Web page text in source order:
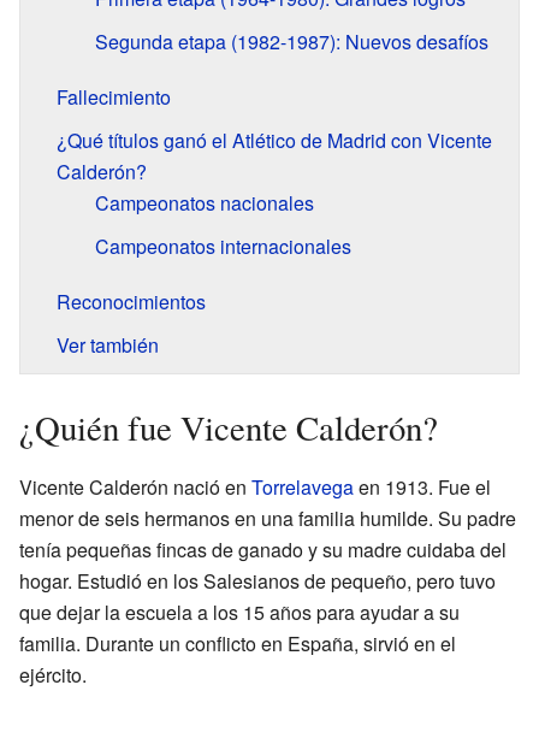
Segunda etapa (1982-1987): Nuevos desafíos
Fallecimiento
¿Qué títulos ganó el Atlético de Madrid con Vicente
Calderón?
Campeonatos nacionales
Campeonatos internacionales
Reconocimientos
Ver también
¿Quién fue Vicente Calderón?
Vicente Calderón nació en Torrelavegaen 1913. Fue el
menor de seis hermanos en una familia humilde. Su padre
tenía pequeñas fincas de ganado y su madre cuidaba del
hogar. Estudió en los Salesianos de pequeño, pero tuvo
que dejar la escuela a los 15 años para ayudar a su
familia. Durante un conflicto en España, sirvió en el
ejército.